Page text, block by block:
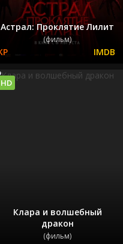
Астрал: Проклятие Лилит
(фильм)
Клара и волшебный
дракон
(фильм)
HD